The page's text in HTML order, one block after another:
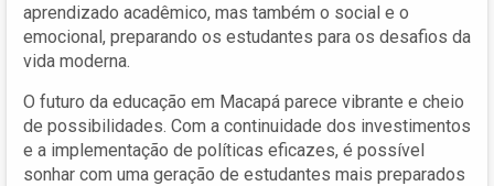
aprendizado acadêmico, mas também o social e o
emocional, preparando os estudantes para os desafios da
vida moderna.
O futuro da educação em Macapá parece vibrante e cheio
de possibilidades. Com a continuidade dos investimentos
e a implementação de políticas eficazes, é possível
sonhar com uma geração de estudantes mais preparados